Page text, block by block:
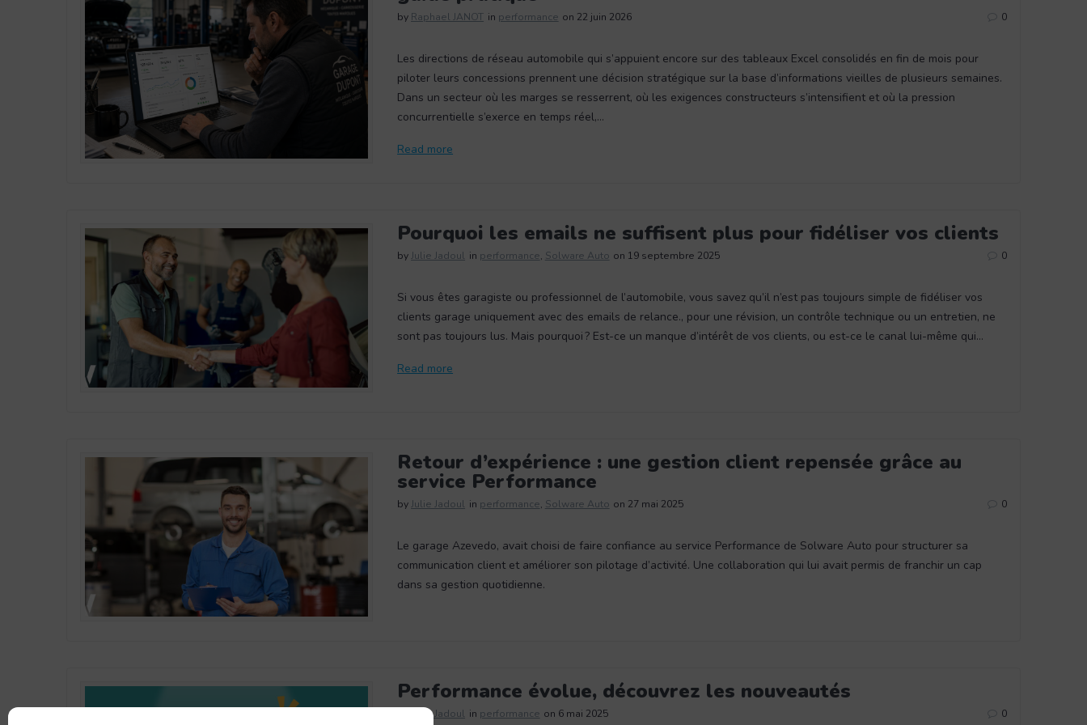
by Raphael JANOT in performance on 22 juin 2026 0
Les directions de réseau automobile qui s’appuient encore sur des tableaux Excel consolidés en fin de mois pour
piloter leurs concessions prennent une décision stratégique sur la base d’informations vieilles de plusieurs semaines.
Dans un secteur où les marges se resserrent, où les exigences constructeurs s’intensifient et où la pression
concurrentielle s’exerce en temps réel,…
Read more
Pourquoi les emails ne suffisent plus pour fidéliser vos clients
byJulie Jadoul in performance, Solware Auto on 19 septembre 2025 0
Si vous êtes garagiste ou professionnel de l’automobile, vous savez qu’il n’est pas toujours simple de fidéliser vos
clients garage uniquement avec des emails de relance., pour une révision, un contrôle technique ou un entretien, ne
sont pas toujours lus. Mais pourquoi ? Est-ce un manque d’intérêt de vos clients, ou est-ce le canal lui-même qui…
Read more
Retour d’expérience : une gestion client repensée grâce au
service Performance
byJulie Jadoul in performance, Solware Auto on 27 mai 2025 0
Le garage Azevedo, avait choisi de faire confiance au service Performance de Solware Auto pour structurer sa
communication client et améliorer son pilotage d’activité. Une collaboration qui lui avait permis de franchir un cap
dans sa gestion quotidienne.
Performance évolue, découvrez les nouveautés
Julie Jadoul in performance on 6 mai 2025 0